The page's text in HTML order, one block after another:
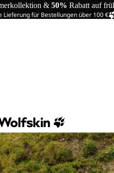
& 50% Rabatt auf
Lieferung für Bestellungen über 100 €